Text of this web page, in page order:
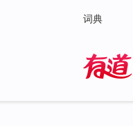
词典